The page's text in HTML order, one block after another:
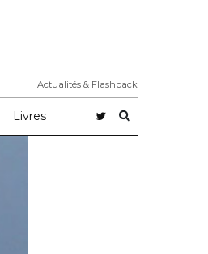
Actualités & Flashback
Livres